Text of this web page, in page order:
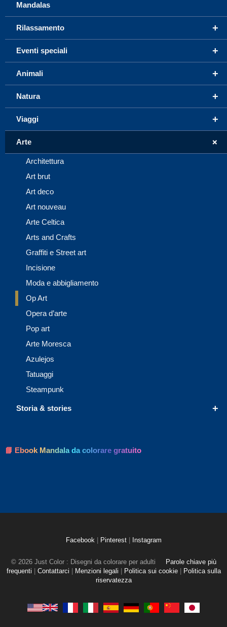
Mandalas
+
Rilassamento
+
Eventi speciali
+
Animali
+
Natura
+
Viaggi
+
Arte
Architettura
Art brut
Art deco
Art nouveau
Arte Celtica
Arts and Crafts
Graffiti e Street art
Incisione
Moda e abbigliamento
Op Art
Opera d’arte
Pop art
Arte Moresca
Azulejos
Tatuaggi
Steampunk
+
Storia & stories
📘 Ebook Mandala da colorare gratuito
Facebook Pinterest Instagram
© 2026 Just Color : Disegni da colorare per adulti
Parole chiave più
frequenti
Contattarci Menzioni legali Politica sui cookie
Politica sulla
riservatezza